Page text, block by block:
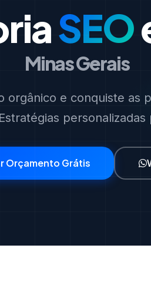
SEO
Minas Gerais
orgânico e conquiste as
Orçamento Grátis